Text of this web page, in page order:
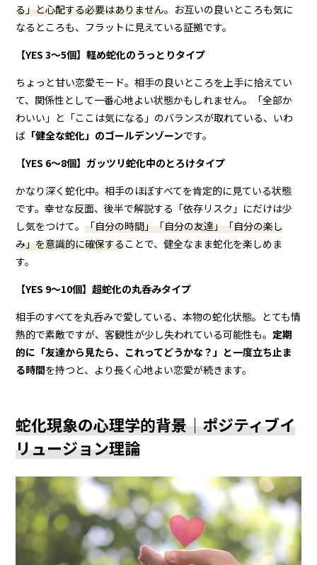
る」と心配する必要はありません。お互いの良いところも気に
なるところも、フラットに見えている証拠です。
【YES 3〜5個】軽め蛇化のうっとりタイプ
ちょっと甘い恋愛モード。相手の良いところを上手に拾えてい
て、関係性として一番心地よい状態かもしれません。「全部か
わいい」と「ここは気になる」のバランスが取れている、いわ
ば 「健全な蛇化」のゴールデンゾーンです。
【YES 6〜8個】ガッツリ蛇化中のとろけタイプ
かなり深く蛇化中。相手のほぼすべてを肯定的に見ている状態
です。幸せな反面、後半で解説する「依存リスク」にだけは少
し気をつけて。「自分の時間」「自分の友達」「自分の楽し
み」を意識的に確保することで、健全なまま蛇化を楽しめま
す。
【YES 9〜10個】超蛇化の丸呑みタイプ
相手のすべてを丸呑みで愛している、本物の蛇化状態。とても情
熱的で素敵ですが、客観性が少し失われている可能性も。定期
的に「友達から見たら、これってどうかな？」と一度立ち止ま
る時間を持つと、より長く心地よい恋愛が続きます。
蛇化現象の心理学的背景｜ポジティブイ
リュージョン理論